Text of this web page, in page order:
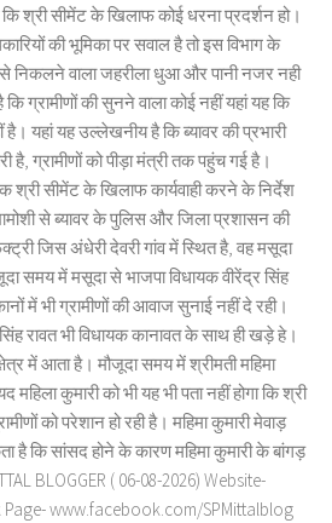
श्री सीमेंट के खिलाफ कोई धरना प्रदर्शन हो।
की भूमिका पर सवाल है तो इस विभाग के
निकलने वाला जहरीला धुआ और पानी नजर नही
ग्रामीणों की सुनने वाला कोई नहीं यहां यह कि
है। यहां यह उल्लेखनीय है कि ब्यावर की प्रभारी
है, ग्रामीणों को पीड़ा मंत्री तक पहुंच गई है।
श्री सीमेंट के खिलाफ कार्यवाही करने के निर्देश
से ब्यावर के पुलिस और जिला प्रशासन की
जिस अंधेरी देवरी गांव में स्थित है, वह मसूदा
समय में मसूदा से भाजपा विधायक वीरेंद्र सिंह
में भी ग्रामीणों की आवाज सुनाई नहीं दे रही।
रावत भी विधायक कानावत के साथ ही खड़े हे।
में आता है। मौजूदा समय में श्रीमती महिमा
कुमारी को भी यह भी पता नहीं होगा कि श्री
को परेशान हो रही है। महिमा कुमारी मेवाड़
है कि सांसद होने के कारण महिमा कुमारी के बांगड़
BLOGGER ( 06-08-2026) Website-
www.facebook.com/SPMittalblog